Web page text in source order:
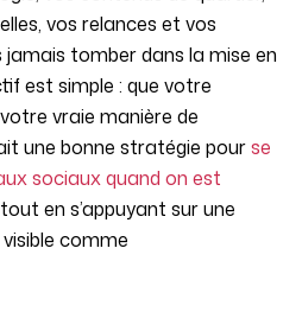
vos relances et vos
tomber dans la mise en
est simple : que votre
vraie manière de
une bonne stratégie pourse
sociaux quand on est
en s’appuyant sur une
comme